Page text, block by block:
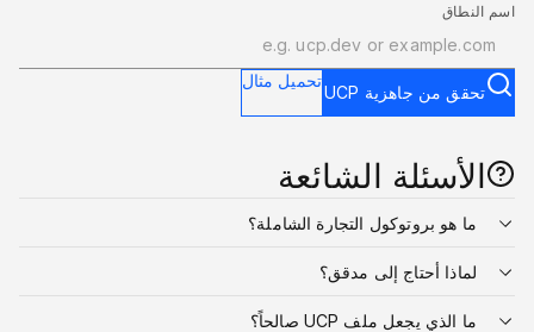
اسم النطاق
تحقق من جاهزية UCP
تحميل مثال
الأسئلة الشائعة
ما هو بروتوكول التجارة الشاملة؟
لماذا أحتاج إلى مدقق؟
ما الذي يجعل ملف UCP صالحاً؟